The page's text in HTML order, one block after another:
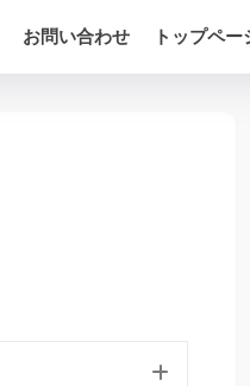
お問い合わせ トップペー